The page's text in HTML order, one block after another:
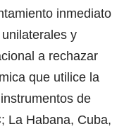
inmediato
y
a rechazar
que utilice la
de
La Habana, Cuba,